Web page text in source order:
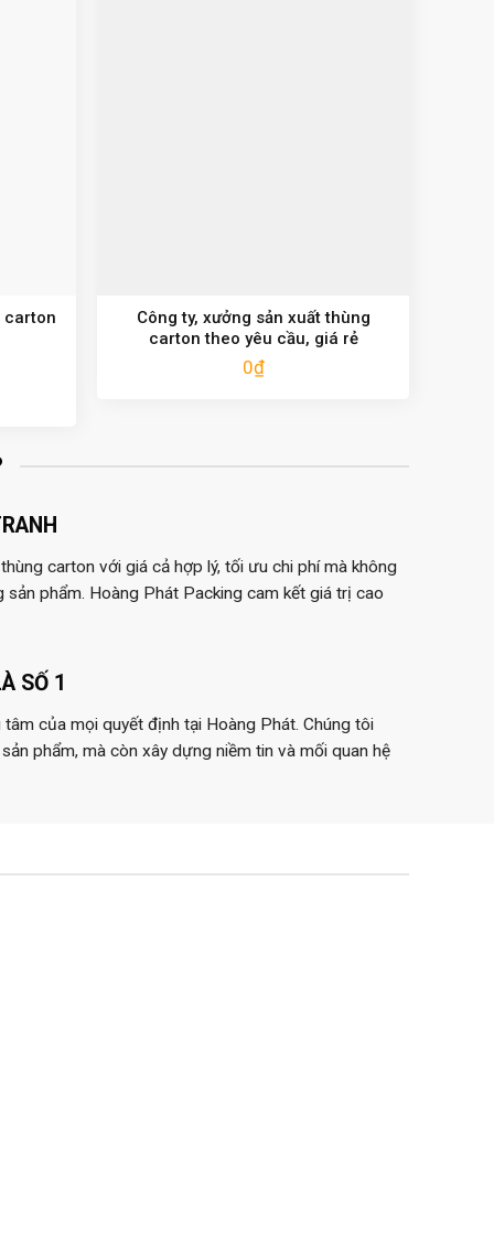
carton
Công ty, xưởng sản xuất thùng
carton theo yêu cầu, giá rẻ
0₫
carton với giá cả hợp lý, tối ưu chi phí mà không
sản phẩm. Hoàng Phát Packing cam kết giá trị cao
SỐ 1
của mọi quyết định tại Hoàng Phát. Chúng tôi
phẩm, mà còn xây dựng niềm tin và mối quan hệ